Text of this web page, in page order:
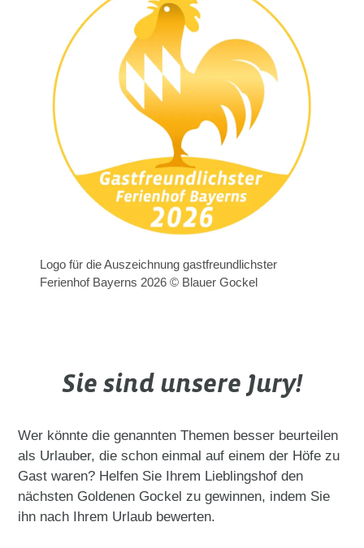
Logo für die Auszeichnung gastfreundlichster
Ferienhof Bayerns 2026 © Blauer Gockel
Sie sind unsere Jury!
Wer könnte die genannten Themen besser beurteilen
als Urlauber, die schon einmal auf einem der Höfe zu
Gast waren? Helfen Sie Ihrem Lieblingshof den
nächsten Goldenen Gockel zu gewinnen, indem Sie
ihn nach Ihrem Urlaub bewerten.